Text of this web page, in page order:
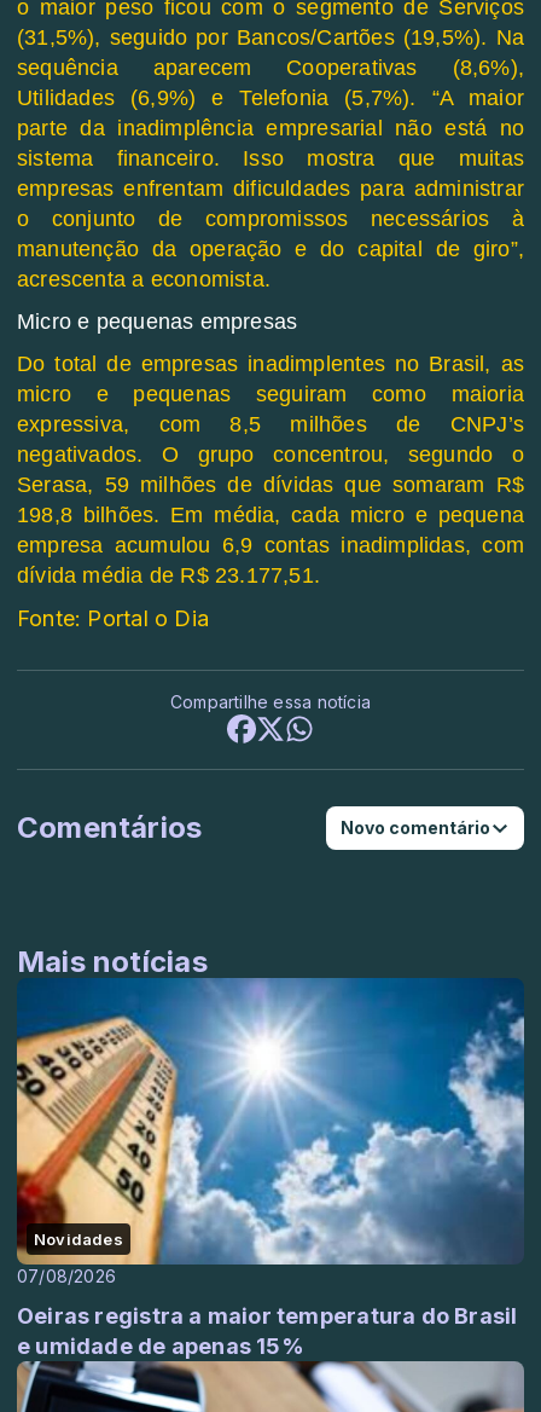
o maior peso ficou com o segmento de Serviços
(31,5%), seguido por Bancos/Cartões (19,5%). Na
sequência aparecem Cooperativas (8,6%),
Utilidades (6,9%) e Telefonia (5,7%). “A maior
parte da inadimplência empresarial não está no
sistema financeiro. Isso mostra que muitas
empresas enfrentam dificuldades para administrar
o conjunto de compromissos necessários à
manutenção da operação e do capital de giro”,
acrescenta a economista.
Micro e pequenas empresas
Do total de empresas inadimplentes no Brasil, as
micro e pequenas seguiram como maioria
expressiva, com 8,5 milhões de CNPJ’s
negativados. O grupo concentrou, segundo o
Serasa, 59 milhões de dívidas que somaram R$
198,8 bilhões. Em média, cada micro e pequena
empresa acumulou 6,9 contas inadimplidas, com
dívida média de R$ 23.177,51.
Fonte: Portal o Dia
Compartilhe essa notícia
Comentários Novo comentário
Mais notícias
Novidades
07/08/2026
Oeiras registra a maior temperatura do Brasil
e umidade de apenas 15%